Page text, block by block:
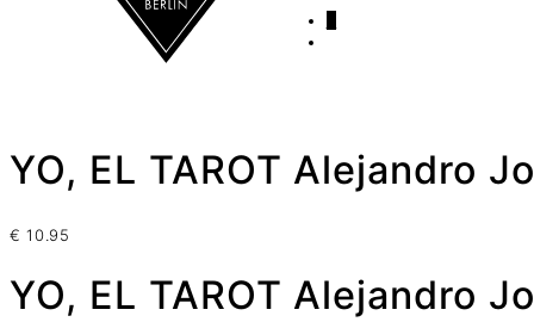
YO, EL TAROT Alejandro
€ 10.95
YO, EL TAROT Alejandro